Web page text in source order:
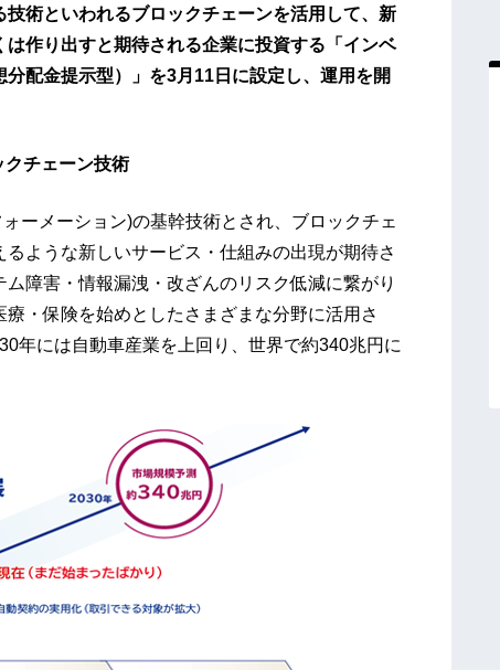
術といわれるブロックチェーンを活用して、新
作り出すと期待される企業に投資する「インベ
配金提示型）」を3月11日に設定し、運用を開
チェーン技術
ーメーション)の基幹技術とされ、ブロックチェ
ような新しいサービス・仕組みの出現が期待さ
障害・情報漏洩・改ざんのリスク低減に繋がり
・保険を始めとしたさまざまな分野に活用さ
年には自動車産業を上回り、世界で約340兆円に